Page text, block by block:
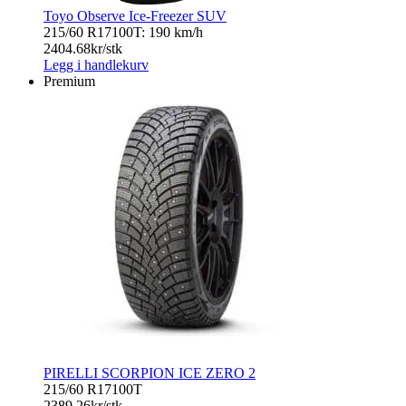
Toyo Observe Ice-Freezer SUV
215/60 R17100T: 190 km/h
2404.68kr/stk
Legg i handlekurv
Premium
PIRELLI SCORPION ICE ZERO 2
215/60 R17100T